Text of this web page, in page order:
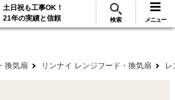
117万件! 無料見積
土日祝も工事OK！
21年の実績と信頼
検索 メニュー
換気扇 リンナイ レンジフード・換気扇